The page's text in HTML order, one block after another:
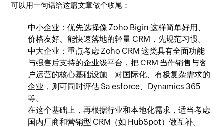
可以用一句话给这篇文章做个收尾：
中小企业：优先选择像 Zoho Bigin 这样简单好用、
价格友好、能快速落地的轻量 CRM，先规范习惯。
中大企业：重点考虑 Zoho CRM 这类具有全面功能
与强售后支持的企业级平台，把 CRM 当作销售与客
户运营的核心基础设施；对国际化、有极复杂需求的
企业，则可同时评估 Salesforce、Dynamics 365
等。
在这个基础上，再根据行业和本地化需求，适当考虑
国内厂商和营销型 CRM（如 HubSpot）做互补。